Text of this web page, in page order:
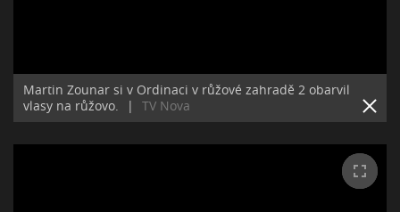
Martin Zounar si v Ordinaci v růžové zahradě 2 obarvil
vlasy na růžovo.
| TV Nova